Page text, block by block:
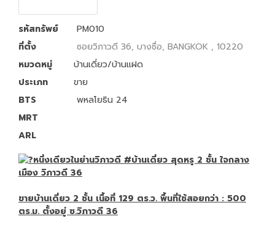
รหัสทรัพย์
PM010
ที่ตั้ง
ซอยวิภาวดี 36, บางซื่อ, BANGKOK , 10220
หมวดหมู่
บ้านเดี่ยว/บ้านแฝด
ประเภท
ขาย
BTS
พหลโยธิน 24
MRT
ARL
หนึ่งเดียวในย่านวิภาวดี #บ้านเดี่ยว สุดหรู 2 ชั้น ใจกลาง
เมือง วิภาวดี 36
ขายบ้านเดี่ยว 2 ชั้น เนื้อที่ 129 ตร.ว. พื้นที่ใช้สอยกว่า : 500
ตร.ม. ตั้งอยู่ ซ.วิภาวดี 36